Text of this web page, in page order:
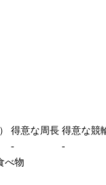
得意な周長 得意な競
-
-
べ物